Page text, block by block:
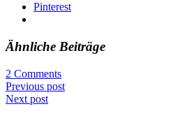
Pinterest
Ähnliche Beiträge
2 Comments
Previous post
Next post